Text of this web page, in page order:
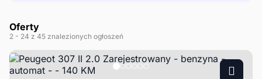
Oferty
2 - 24 z 45 znalezionych ogłoszeń